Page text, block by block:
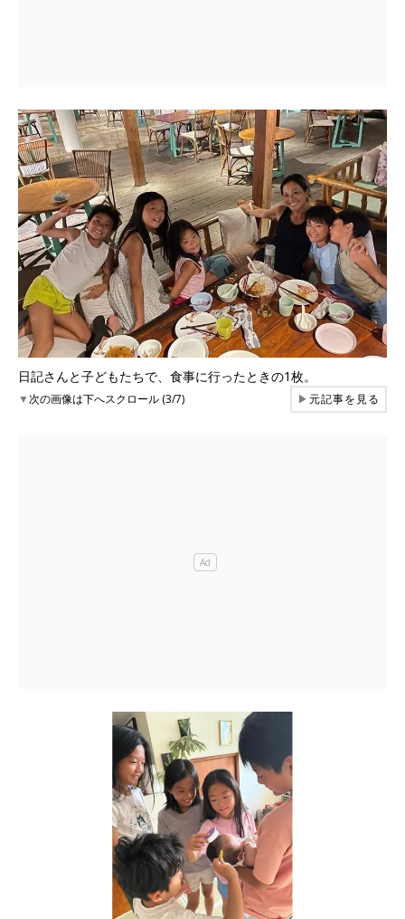
日記さんと子どもたちで、食事に行ったときの1枚。
▼次の画像は下へスクロール (3/7) ▶元記事を見る